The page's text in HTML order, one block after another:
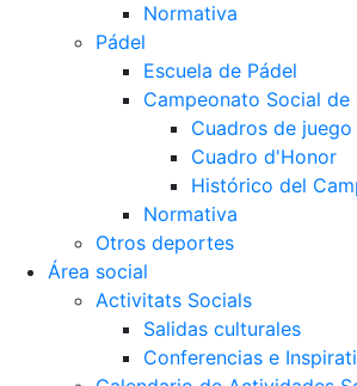
Normativa
Pádel
Escuela de Pádel
Campeonato Social de
Cuadros de juego
Cuadro d'Honor
Histórico del
Normativa
Otros deportes
Área social
Activitats Socials
Salidas culturales
Conferencias e